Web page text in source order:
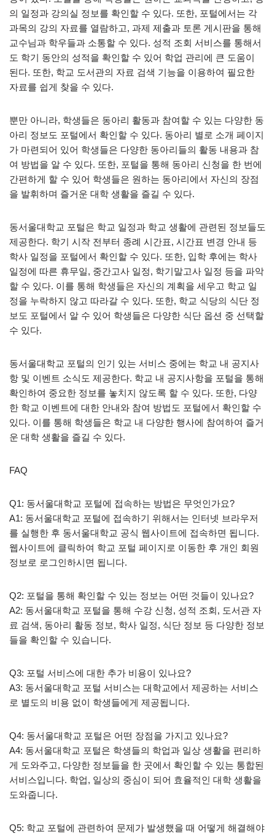
의 일정과 강의실 정보를 확인할 수 있다. 또한, 포털에서는 각
과목의 강의 자료를 열람하고, 과제 제출과 토론 게시판을 통해
교수님과 학우들과 소통할 수 있다. 성적 조회 서비스를 통해서
도 학기 동안의 성적을 확인할 수 있어 학업 관리에 큰 도움이
된다. 또한, 학교 도서관의 자료 검색 기능을 이용하여 필요한
자료를 쉽게 찾을 수 있다.
뿐만 아니라, 학생들은 동아리 활동과 참여할 수 있는 다양한 동
아리 정보도 포털에서 확인할 수 있다. 동아리 별로 소개 페이지
가 마련되어 있어 학생들은 다양한 동아리들의 활동 내용과 참
여 방법을 알 수 있다. 또한, 포털을 통해 동아리 신청을 한 번에
간편하게 할 수 있어 학생들은 원하는 동아리에서 자신의 장점
을 발휘하며 즐거운 대학 생활을 즐길 수 있다.
동서울대학교 포털은 학교 일정과 학교 생활에 관련된 정보들도
제공한다. 학기 시작 전부터 종례 시간표, 시간표 변경 안내 등
학사 일정을 포털에서 확인할 수 있다. 또한, 입학 후에는 학사
일정에 따른 휴무일, 중간고사 일정, 학기말고사 일정 등을 파악
할 수 있다. 이를 통해 학생들은 자신의 계획을 세우고 학교 일
정을 누락하지 않고 따라갈 수 있다. 또한, 학교 식당의 식단 정
보도 포털에서 알 수 있어 학생들은 다양한 식단 옵션 중 선택할
수 있다.
동서울대학교 포털의 인기 있는 서비스 중에는 학교 내 공지사
항 및 이벤트 소식도 제공한다. 학교 내 공지사항을 포털을 통해
확인하여 중요한 정보를 놓치지 않도록 할 수 있다. 또한, 다양
한 학교 이벤트에 대한 안내와 참여 방법도 포털에서 확인할 수
있다. 이를 통해 학생들은 학교 내 다양한 행사에 참여하여 즐거
운 대학 생활을 즐길 수 있다.
FAQ
Q1: 동서울대학교 포털에 접속하는 방법은 무엇인가요?
A1: 동서울대학교 포털에 접속하기 위해서는 인터넷 브라우저
를 실행한 후 동서울대학교 공식 웹사이트에 접속하면 됩니다.
웹사이트에 클릭하여 학교 포털 페이지로 이동한 후 개인 회원
정보로 로그인하시면 됩니다.
Q2: 포털을 통해 확인할 수 있는 정보는 어떤 것들이 있나요?
A2: 동서울대학교 포털을 통해 수강 신청, 성적 조회, 도서관 자
료 검색, 동아리 활동 정보, 학사 일정, 식단 정보 등 다양한 정보
들을 확인할 수 있습니다.
Q3: 포털 서비스에 대한 추가 비용이 있나요?
A3: 동서울대학교 포털 서비스는 대학교에서 제공하는 서비스
로 별도의 비용 없이 학생들에게 제공됩니다.
Q4: 동서울대학교 포털은 어떤 장점을 가지고 있나요?
A4: 동서울대학교 포털은 학생들의 학업과 일상 생활을 편리하
게 도와주고, 다양한 정보들을 한 곳에서 확인할 수 있는 통합된
서비스입니다. 학업, 일상의 중심이 되어 효율적인 대학 생활을
도와줍니다.
Q5: 학교 포털에 관련하여 문제가 발생했을 때 어떻게 해결해야